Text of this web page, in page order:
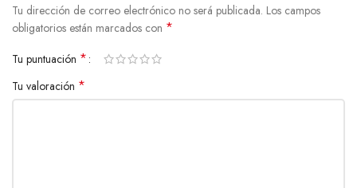
Tu dirección de correo electrónico no será publicada. Los campos
obligatorios están marcados con *
Tu puntuación *
Tu valoración *